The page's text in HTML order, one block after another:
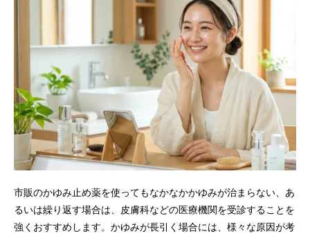
市販のかゆみ止め薬を使ってもなかなかかゆみが治まらない、あ
るいは繰り返す場合は、皮膚科などの医療機関を受診することを
強くおすすめします。かゆみが長引く場合には、様々な原因が考